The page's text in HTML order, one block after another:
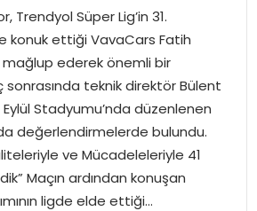
Trendyol Süper Lig’in 31.
konuk ettiği VavaCars Fatih
mağlup ederek önemli bir
sonrasında teknik direktör Bülent
Stadyumu’nda düzenlenen
değerlendirmelerde bulundu.
ve Mücadeleleriyle 41
Maçın ardından konuşan
ligde elde ettiği…